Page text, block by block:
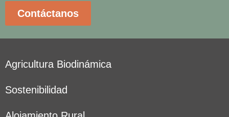
Contáctanos
Agricultura Biodinámica
Sostenibilidad